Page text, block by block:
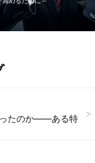
ったのか——ある特